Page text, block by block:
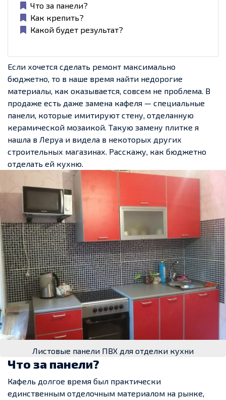
Что за панели?
Как крепить?
Какой будет результат?
Если хочется сделать ремонт максимально
бюджетно, то в наше время найти недорогие
материалы, как оказывается, совсем не проблема. В
продаже есть даже замена кафеля — специальные
панели, которые имитируют стену, отделанную
керамической мозаикой. Такую замену плитке я
нашла в Леруа и видела в некоторых других
строительных магазинах. Расскажу, как бюджетно
отделать ей кухню.
Листовые панели ПВХ для отделки кухни
Что за панели?
Кафель долгое время был практически
единственным отделочным материалом на рынке,